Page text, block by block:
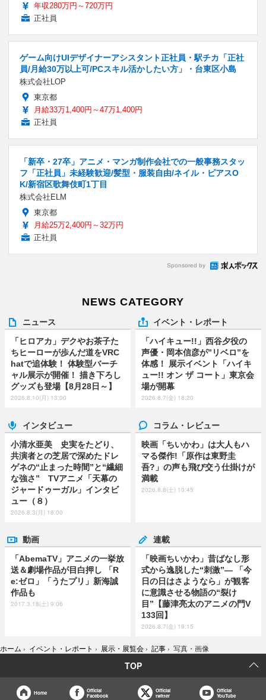
年収280万円～720万円
正社員
ゲーム向けUIデザイナーアシスタント正社員・駅チカ「正社
員/月給30万以上可/PCスキル活かしたい方」・台東区小島
株式会社LOP
東京都
月給33万1,400円～47万1,400円
正社員
「新卒・27卒」アニメ・マンガ制作会社での一般事務スタッ
フ「正社員」未経験歓迎/髪型・服装自由/ネイル・ピアスO
K/新宿区歌舞伎町1丁目
株式会社ELM
東京都
月給25万2,400円～32万円
正社員
Sponsored by
NEWS CATEGORY
ニュース
「ヒロアカ」デクやお茶子た
ちヒーローが歩んだ道をVRC
hatで追体験！ 体験型バーチ
ャル展示が開催！ 描き下ろし
グッズも登場【8月28日～】
2026.8.10(月) 13:00
イベント・レポート
「ハイキュー!!」西谷夕役の
声優・岡本信彦が”リベロ”を
体感！ 展示イベント「ハイキ
ュー!! オン ザ コート」東京会
場が開幕
2026.8.7(金) 18:20
インタビュー
小清水亜美 史実をたどり、
共演者との芝居で深めたドレ
ゲネの“止まった時間”と“繊細
な強さ” TVアニメ「天幕の
ジャードゥーガル」インタビ
ュー（８）
2026.8.3(月) 18:00
コラム・レビュー
映画「ちいかわ」は大人もハ
マる傑作!「原作は東野圭
吾?」の声も飛び交う仕掛けが
満載
2026.8.8(土) 10:45
動画
「AbemaTV」アニメの一挙放
送＆劇場作品が目白押し 「R
e:ゼロ」「うたプリ」新海誠
作品も
2017.3.18(土) 9:06
連載
「映画ちいかわ」昔ばなし形
式から逸脱した“刺激”― 「今
日の日はさようなら」が観客
に意識させる物語の“裂け
目”【藤津亮太のアニメの門V
133回】
2026.8.7(金) 19:15
ホーム › イベント・レポート › 展示・展覧会 › 記事 › 写真・画像
TOP
Home
Official
Facebook
Official
twitter
Official
YouTube